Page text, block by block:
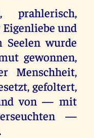
und
Seelen wurde
gewonnen,
Menschheit,
gefoltert,
von — mit
—